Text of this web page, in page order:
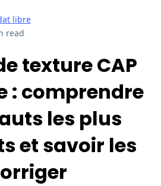
libre
read
texture CAP
: comprendre
les plus
et savoir les